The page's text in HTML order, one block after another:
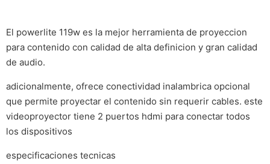
El powerlite 119w es la mejor herramienta de proyeccion
para contenido con calidad de alta definicion y gran calidad
de audio.
adicionalmente, ofrece conectividad inalambrica opcional
que permite proyectar el contenido sin requerir cables. este
videoproyector tiene 2 puertos hdmi para conectar todos
los dispositivos
especificaciones tecnicas